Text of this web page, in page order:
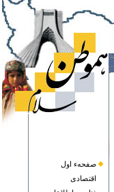
صفحهء اول
اقتصادی